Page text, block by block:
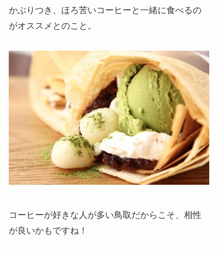
かぶりつき、ほろ苦いコーヒーと一緒に食べるの
がオススメとのこと。
コーヒーが好きな人が多い鳥取だからこそ、相性
が良いかもですね！